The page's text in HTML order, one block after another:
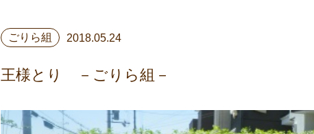
ごりら組 2018.05.24
王様とり －ごりら組－